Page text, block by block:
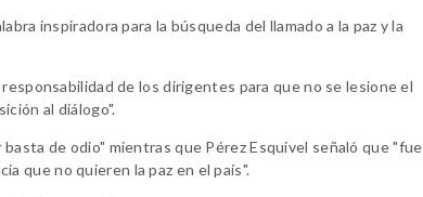
inspiradora para la búsqueda del llamado a la paz y la
de los dirigentes para que no se lesione el
al diálogo".
de odio" mientras que Pérez Esquivel señaló que "fue
que no quieren la paz en el país".